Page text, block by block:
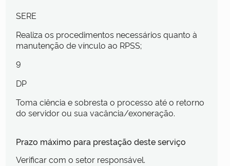
SERE
Realiza os procedimentos necessários quanto à
manutenção de vínculo ao RPSS;
9
DP
Toma ciência e sobresta o processo até o retorno
do servidor ou sua vacância/exoneração.
Prazo máximo para prestação deste serviço
Verificar com o setor responsável.